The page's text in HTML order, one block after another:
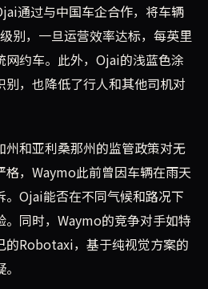
通过与中国车企合作，将车辆
别，一旦运营效率达标，每英里
网约车。此外，Ojai的浅蓝色涂
，也降低了行人和其他司机对
和亚利桑那州的监管政策对无
格，Waymo此前曾因车辆在雨天
。Ojai能否在不同气候和路况下
同时，Waymo的竞争对手如特
的Robotaxi，基于纯视觉方案的